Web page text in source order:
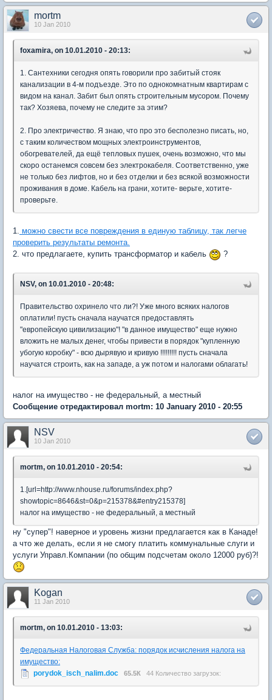
mortm
10 Jan 2010
foxamira, on 10.01.2010 - 20:13:
1. Сантехники сегодня опять говорили про забитый стояк
канализации в 4-м подъезде. Это по однокомнатным квартирам с
видом на канал. Забит был опять строительным мусором. Почему
так? Хозяева, почему не следите за этим?
2. Про электричество. Я знаю, что про это бесполезно писать, но,
с таким количеством мощных электроинструментов,
обогревателей, да ещё тепловых пушек, очень возможно, что мы
скоро останемся совсем без электрокабеля. Соответственно, уже
не только без лифтов, но и без отделки и без всякой возможности
проживания в доме. Кабель на грани, хотите- верьте, хотите-
проверьте.
1. можно свести все повреждения в единую таблицу, так легче
проверить результаты ремонта.
2. что предлагаете, купить трансформатор и кабель
?
NSV, on 10.01.2010 - 20:48:
Правительство охринело что ли?! Уже много всяких налогов
оплатили! пусть сначала научатся предоставлять
"европейскую цивилизацию"! "в данное имущество" еще нужно
вложить не малых денег, чтобы привести в порядок "купленную
убогую коробку" - всю дырявую и кривую !!!!!!!!! пусть сначала
научатся строить, как на западе, а уж потом и налогами облагать!
налог на имущество - не федеральный, а местный
Сообщение отредактировал mortm: 10 January 2010 - 20:55
NSV
10 Jan 2010
mortm, on 10.01.2010 - 20:54:
1.[url=http://www.nhouse.ru/forums/index.php?
showtopic=8646&st=0&p=215378&#entry215378]
налог на имущество - не федеральный, а местный
ну "супер"! наверное и уровень жизни предлагается как в Канаде!
а что же делать, если я не смогу платить коммунальные слуги и
услуги Управл.Компании (по общим подсчетам около 12000 руб)?!
Kogan
11 Jan 2010
mortm, on 10.01.2010 - 13:03:
Федеральная Налоговая Служба: порядок исчисления налога на
имущество:
porydok_isch_nalim.doc
65.5К 44 Количество загрузок: